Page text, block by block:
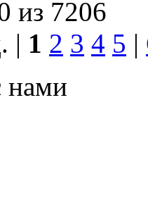
из 7206
| 1 2 3 4 5 |
нами